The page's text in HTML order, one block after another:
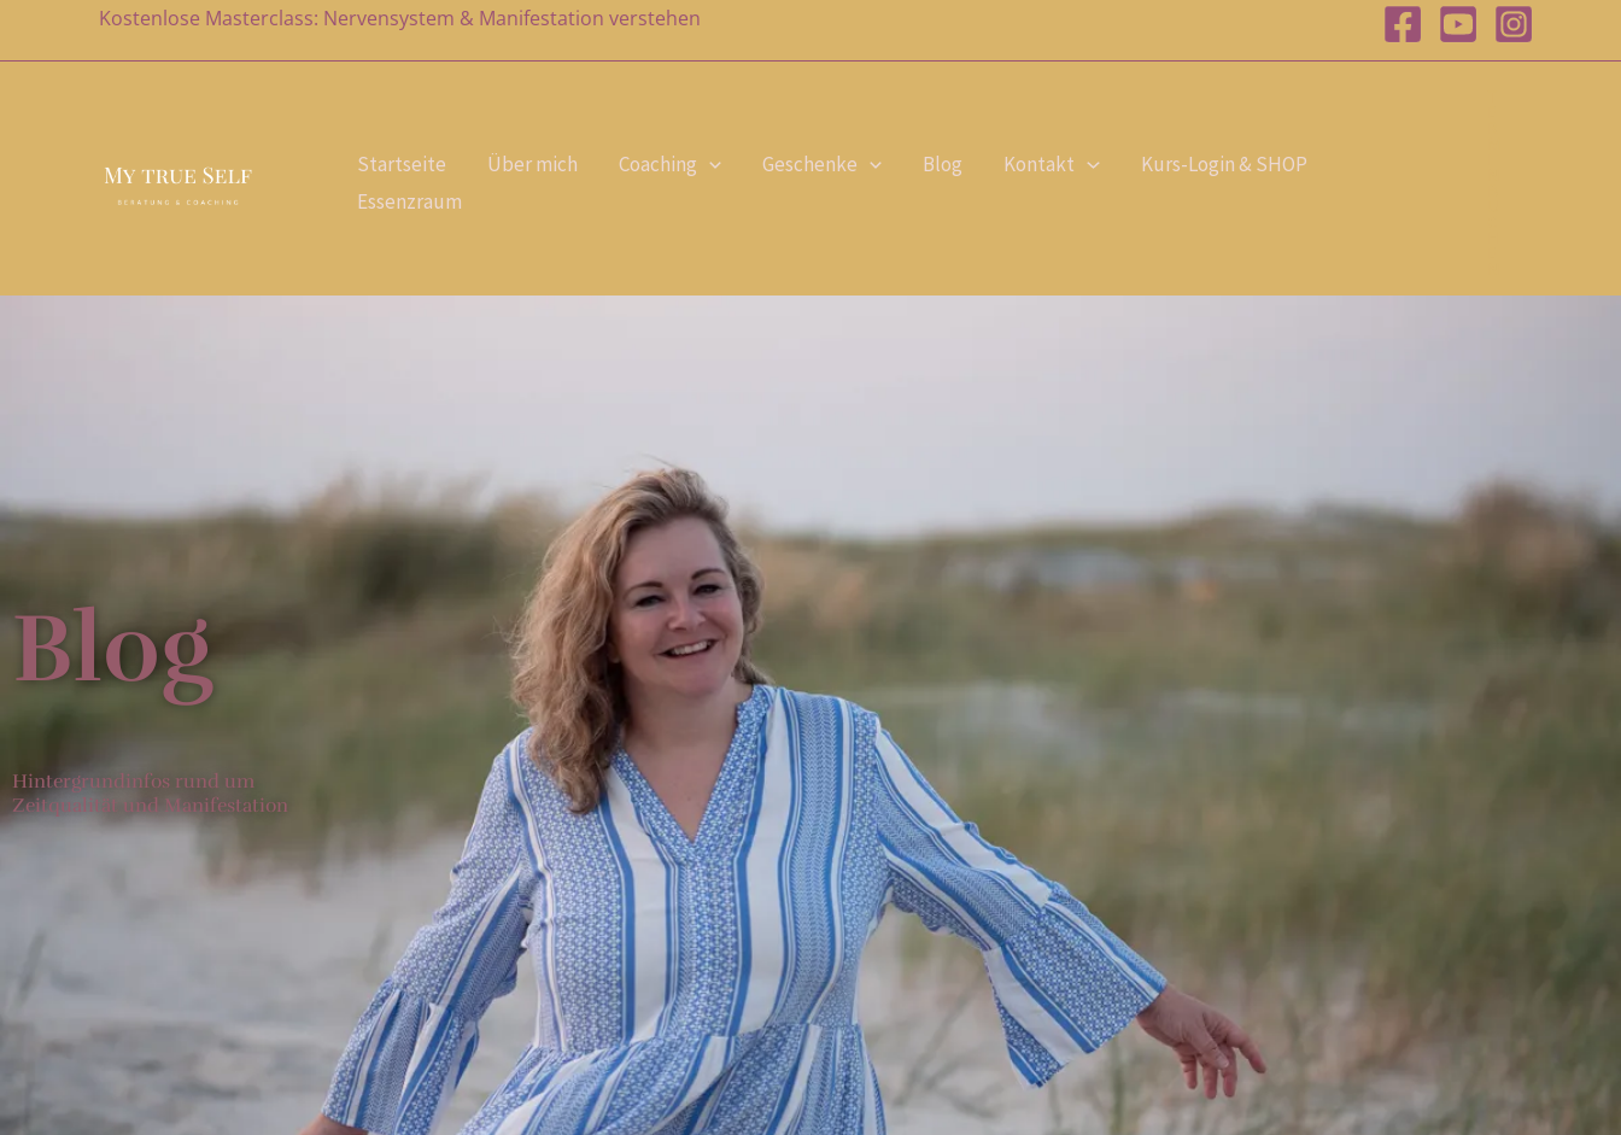
Kostenlose Masterclass: Nervensystem & Manifestation verstehen
Startseite Über mich Coaching Geschenke Blog Kontakt
Kurs-Login & SHOP
Essenzraum
Blog
Hintergrundinfos rund um
Zeitqualität und Manifestation